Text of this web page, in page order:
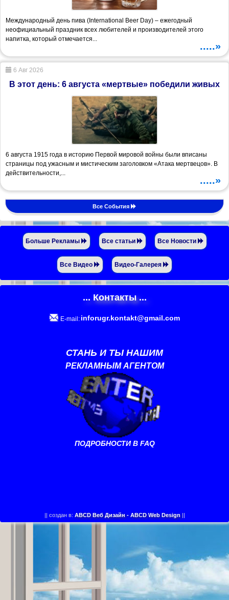
Международный день пива (International Beer Day) – ежегодный
неофициальный праздник всех любителей и производителей этого
напитка, который отмечается...
.....»
6 Авг 2026
В этот день: 6 августа «мертвые» победили живых
6 августа 1915 года в историю Первой мировой войны были вписаны
страницы под ужасным и мистическим заголовком «Атака мертвецов». В
действительности,...
.....»
Все События
Больше Рекламы Все статьи Все Новости
Все Видео Видео-Галерея
... Контакты ...
E-mail: inforugr.kontakt@gmail.com
СТАНЬ И ТЫ НАШИМ
РЕКЛАМНЫМ АГЕНТОМ
ПОДРОБНОСТИ В FAQ
|| создан в: ABCD Веб Дизайн - ABCD Web Design||